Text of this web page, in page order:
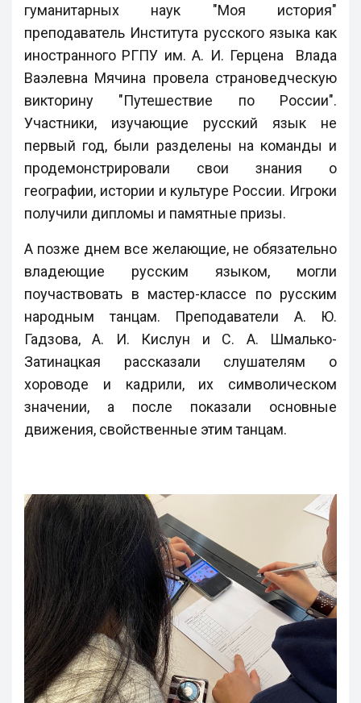
гуманитарных наук "Моя история"
преподаватель Института русского языка как
иностранного РГПУ им. А. И. Герцена Влада
Ваэлевна Мячина провела страноведческую
викторину "Путешествие по России".
Участники, изучающие русский язык не
первый год, были разделены на команды и
продемонстрировали свои знания о
географии, истории и культуре России. Игроки
получили дипломы и памятные призы.
А позже днем все желающие, не обязательно
владеющие русским языком, могли
поучаствовать в мастер-классе по русским
народным танцам. Преподаватели А. Ю.
Гадзова, А. И. Кислун и С. А. Шмалько-
Затинацкая рассказали слушателям о
хороводе и кадрили, их символическом
значении, а после показали основные
движения, свойственные этим танцам.